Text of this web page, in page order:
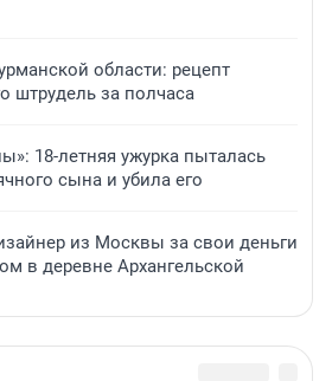
области: рецепт
штрудель за полчаса
18-летняя ужурка пыталась
сына и убила его
из Москвы за свои деньги
в деревне Архангельской